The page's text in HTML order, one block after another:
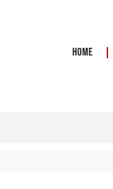
Home